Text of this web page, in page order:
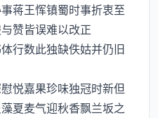
王恽镇蜀时事折衷至
赞皆误难以改正
数此独缺佚姑并仍旧
嘉果珍味独冠时新但
夏麦气迎秋香飘兰坂之